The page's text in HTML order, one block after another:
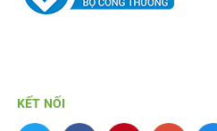
KẾT NỐI